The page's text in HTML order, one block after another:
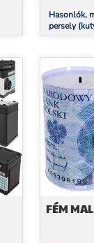
Hasonlók,
persely
FÉM